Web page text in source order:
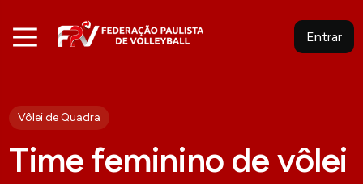
Entrar
Vôlei de Quadra
Time feminino de vôlei